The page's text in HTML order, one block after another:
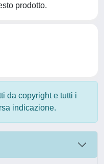
prodotto.
da copyright e tutti i
indicazione.